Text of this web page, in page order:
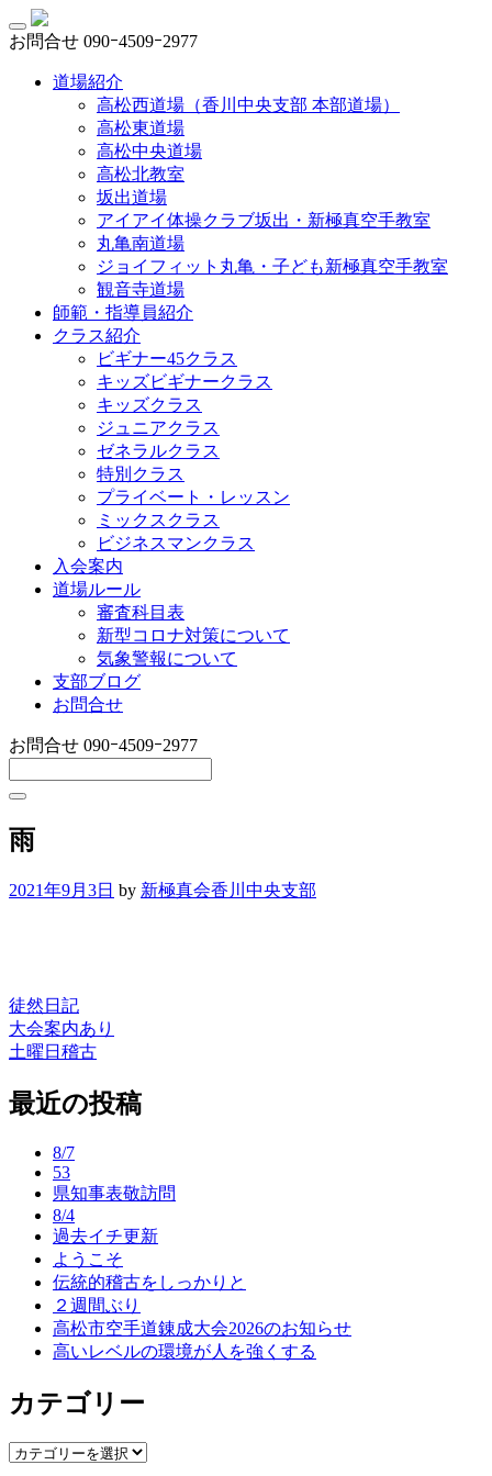
お問合せ 090ｰ4509ｰ2977
道場紹介
高松西道場（香川中央支部 本部道場）
高松東道場
高松中央道場
高松北教室
坂出道場
アイアイ体操クラブ坂出・新極真空手教室
丸亀南道場
ジョイフィット丸亀・子ども新極真空手教室
観音寺道場
師範・指導員紹介
クラス紹介
ビギナー45クラス
キッズビギナークラス
キッズクラス
ジュニアクラス
ゼネラルクラス
特別クラス
プライベート・レッスン
ミックスクラス
ビジネスマンクラス
入会案内
道場ルール
審査科目表
新型コロナ対策について
気象警報について
支部ブログ
お問合せ
お問合せ 090ｰ4509ｰ2977
雨
2021年9月3日 by 新極真会香川中央支部
徒然日記
投
稿
ナ
大会案内あり
土曜日稽古
最近の投稿
8/7
53
県知事表敬訪問
8/4
過去イチ更新
ようこそ
伝統的稽古をしっかりと
２週間ぶり
高松市空手道錬成大会2026のお知らせ
高いレベルの環境が人を強くする
カテゴリー
カ